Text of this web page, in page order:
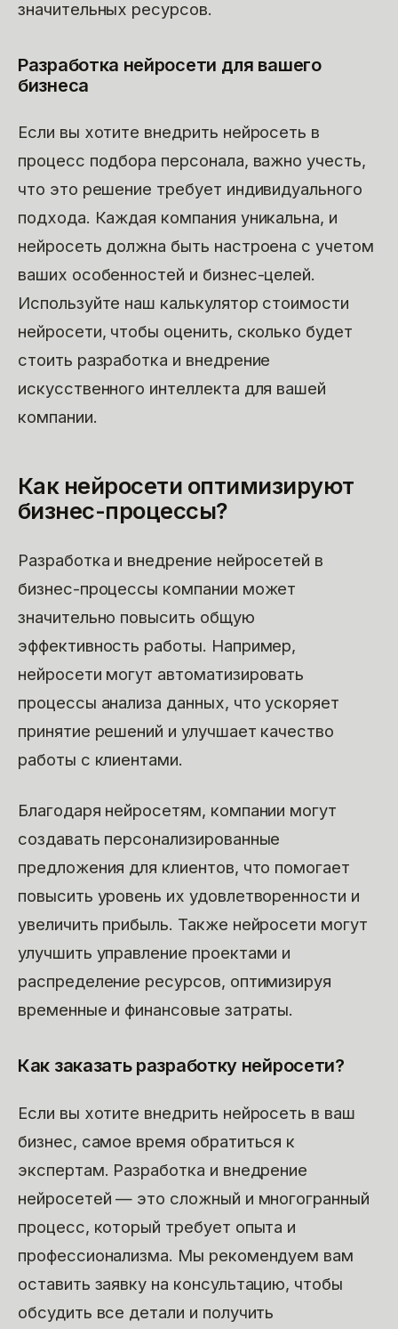
значительных ресурсов.
Разработка нейросети для вашего
бизнеса
Если вы хотите внедрить нейросеть в
процесс подбора персонала, важно учесть,
что это решение требует индивидуального
подхода. Каждая компания уникальна, и
нейросеть должна быть настроена с учетом
ваших особенностей и бизнес-целей.
Используйте наш калькулятор стоимости
нейросети, чтобы оценить, сколько будет
стоить разработка и внедрение
искусственного интеллекта для вашей
компании.
Как нейросети оптимизируют
бизнес-процессы?
Разработка и внедрение нейросетей в
бизнес-процессы компании может
значительно повысить общую
эффективность работы. Например,
нейросети могут автоматизировать
процессы анализа данных, что ускоряет
принятие решений и улучшает качество
работы с клиентами.
Благодаря нейросетям, компании могут
создавать персонализированные
предложения для клиентов, что помогает
повысить уровень их удовлетворенности и
увеличить прибыль. Также нейросети могут
улучшить управление проектами и
распределение ресурсов, оптимизируя
временные и финансовые затраты.
Как заказать разработку нейросети?
Если вы хотите внедрить нейросеть в ваш
бизнес, самое время обратиться к
экспертам. Разработка и внедрение
нейросетей — это сложный и многогранный
процесс, который требует опыта и
профессионализма. Мы рекомендуем вам
оставить заявку на консультацию, чтобы
обсудить все детали и получить